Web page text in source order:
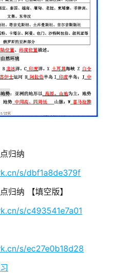
归纳
s/dbf1a8de379f
归纳 【填空版】
s/c493541e7a01
s/ec27e0b18d28